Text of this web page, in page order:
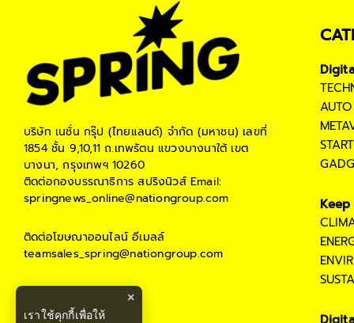
บริษัท เนชั่น กรุ๊ป (ไทยแลนด์) จำกัด (มหาชน) เลขที่
1854 ชั้น 9,10,11 ถ.เทพรัตน แขวงบางนาใต้ เขต
บางนา, กรุงเทพฯ 10260
ติดต่อกองบรรณาธิการ สปริงนิวส์Email:
springnews_online@nationgroup.com
ติดต่อโฆษณาออนไลน์ อีเมลล์
teamsales_spring@nationgroup.com
AUTO
×
เราใช้คุกกี้เพื่อให้